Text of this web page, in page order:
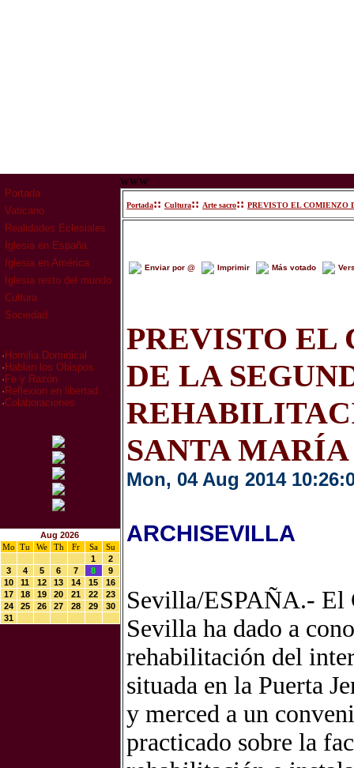
Portada
Vaticano
Realidades Eclesiales
Iglesia en España
Iglesia en América
Iglesia resto del mundo
Cultura
Sociedad
· Homilia Dominical
· Hablan los Obispos
· Fe y Razón
· Reflexion en libertad
·Colaboraciones
Aug 2026
Mo
Tu We Th Fr Sa
Su
1
2
3
4 5 6 7 8
9
10
11 12 13 14 15
16
17
18 19 20 21 22
23
24
25 26 27 28 29
30
31
www
Portada:: Cultura:: Arte sacro:: PREVISTO EL COMIENZO
Enviar por @ Imprimir Más votado
PREVISTO EL
DE LA
SANTA
Mon, 04 Aug 2014
ARCHISEVILLA
Sevilla/ESPAÑA.- El
Sevilla ha dado a
rehabilitación del
situada en la Puerta
y merced a un
practicado sobre la